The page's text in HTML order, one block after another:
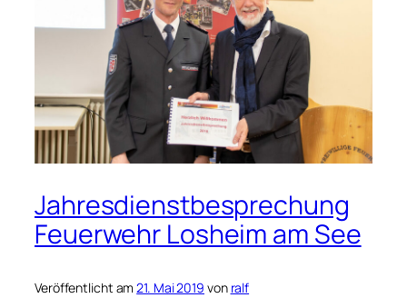
Jahresdienstbesprechung
Feuerwehr Losheim am See
Veröffentlicht am21. Mai 2019 von ralf